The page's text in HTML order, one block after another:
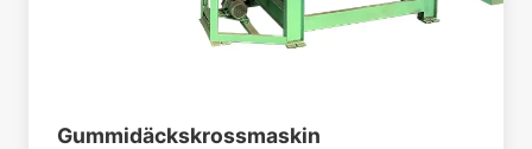
Gummidäckskrossmaskin